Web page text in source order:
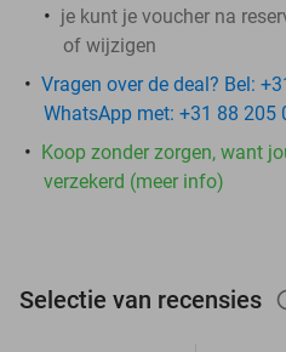
je kunt je voucher na
of wijzigen
Vragen over de deal? Bel:
WhatsApp met: +31 88 205
Koop zonder zorgen, want
verzekerd (meer info)
Selectie van recensies